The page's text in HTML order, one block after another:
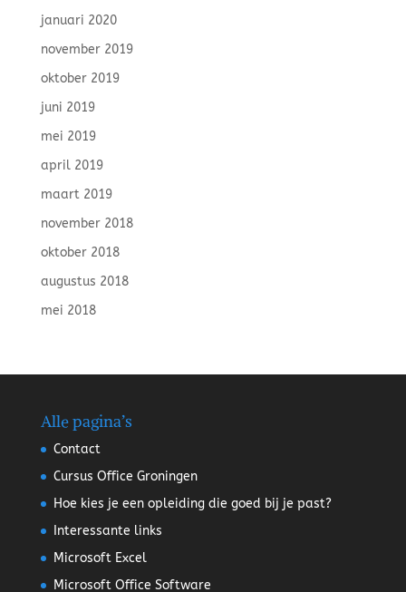
januari 2020
november 2019
oktober 2019
juni 2019
mei 2019
april 2019
maart 2019
november 2018
oktober 2018
augustus 2018
mei 2018
Alle pagina’s
Contact
Cursus Office Groningen
Hoe kies je een opleiding die goed bij je past?
Interessante links
Microsoft Excel
Microsoft Office Software